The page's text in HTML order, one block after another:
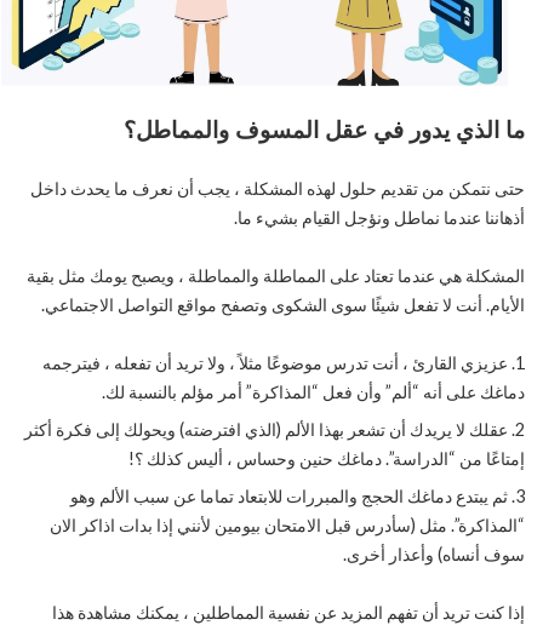
ما الذي يدور في عقل المسوف والمماطل؟
حتى نتمكن من تقديم حلول لهذه المشكلة ، يجب أن نعرف ما يحدث داخل
أذهاننا عندما نماطل ونؤجل القيام بشيء ما.
المشكلة هي عندما تعتاد على المماطلة والمماطلة ، ويصبح يومك مثل بقية
الأيام. أنت لا تفعل شيئًا سوى الشكوى وتصفح مواقع التواصل الاجتماعي.
عزيزي القارئ ، أنت تدرس موضوعًا مثلاً ، ولا تريد أن تفعله ، فيترجمه
دماغك على أنه “ألم” وأن فعل “المذاكرة” أمر مؤلم بالنسبة لك.
عقلك لا يريدك أن تشعر بهذا الألم (الذي افترضته) ويحولك إلى فكرة أكثر
إمتاعًا من “الدراسة”. دماغك حنين وحساس ، أليس كذلك ؟!
ثم يبتدع دماغك الحجج والمبررات للابتعاد تماما عن سبب الألم وهو
“المذاكرة”. مثل (سأدرس قبل الامتحان بيومين لأنني إذا بدات اذاكر الان
سوف أنساه) وأعذار أخرى.
إذا كنت تريد أن تفهم المزيد عن نفسية المماطلين ، يمكنك مشاهدة هذا